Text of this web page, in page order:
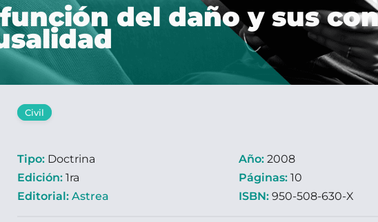
del daño y sus
Civil
Tipo: Doctrina
Edición: 1ra
Editorial: Astrea
Año: 2008
Páginas: 10
ISBN: 950-508-630-X